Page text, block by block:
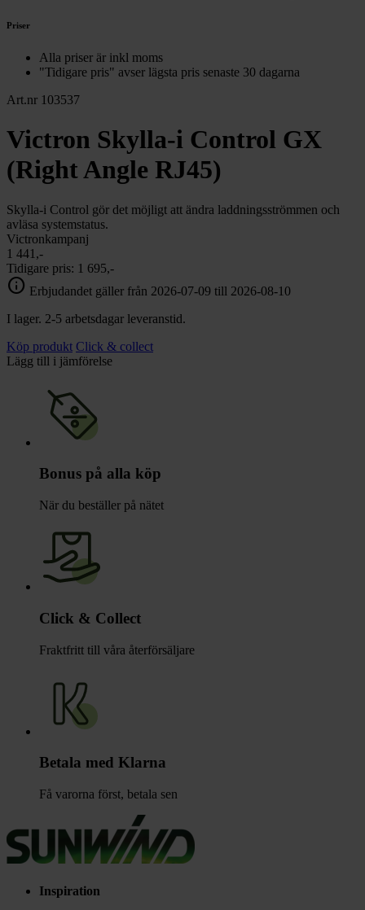
Priser
Alla priser är inkl moms
"Tidigare pris" avser lägsta pris senaste 30 dagarna
Art.nr 103537
Victron Skylla-i Control GX
(Right Angle RJ45)
Skylla-i Control gör det möjligt att ändra laddningsströmmen och
avläsa systemstatus.
Victronkampanj
1 441,-
Tidigare pris: 1 695,-
info Erbjudandet gäller från 2026-07-09 till 2026-08-10
I lager. 2-5 arbetsdagar leveranstid.
Köp produkt Click & collect
Lägg till i jämförelse
Bonus på alla köp
När du beställer på nätet
Click & Collect
Fraktfritt till våra återförsäljare
Betala med Klarna
Få varorna först, betala sen
Inspiration